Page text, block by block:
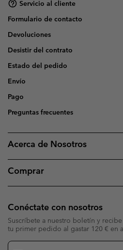
Servicio al cliente
Formulario de contacto
Devoluciones
Desistir del contrato
Estado del pedido
Envío
Pago
Preguntas frecuentes
Acerca de Nosotros
Comprar
Conéctate con nosotros
Suscríbete a nuestro boletín y
tu primer pedido al gastar 120 € en
Suscripción